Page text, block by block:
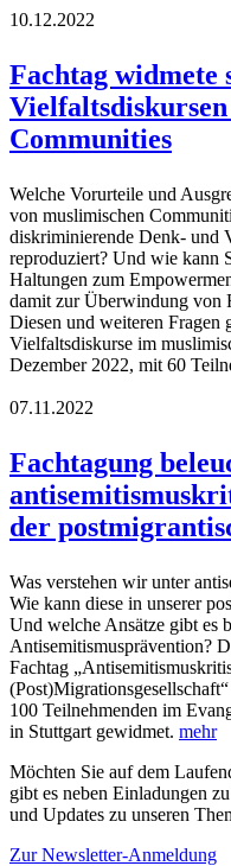
10.12.2022
Fachtag widmete
Communities
Welche Vorurteile und
von muslimischen
diskriminierende Denk- und
reproduziert? Und wie kann
Haltungen zum
damit zur Überwindung von
Diesen und weiteren Fragen
Vielfaltsdiskurse im
Dezember 2022, mit 60
07.11.2022
Fachtagung
der
Was verstehen wir unter
Wie kann diese in unserer
Und welche Ansätze gibt es
Antisemitismusprävention?
Fachtag
100 Teilnehmenden im
in Stuttgart gewidmet. mehr
Möchten Sie auf dem
gibt es neben Einladungen
und Updates zu unseren
Zur Newsletter-Anmeldung